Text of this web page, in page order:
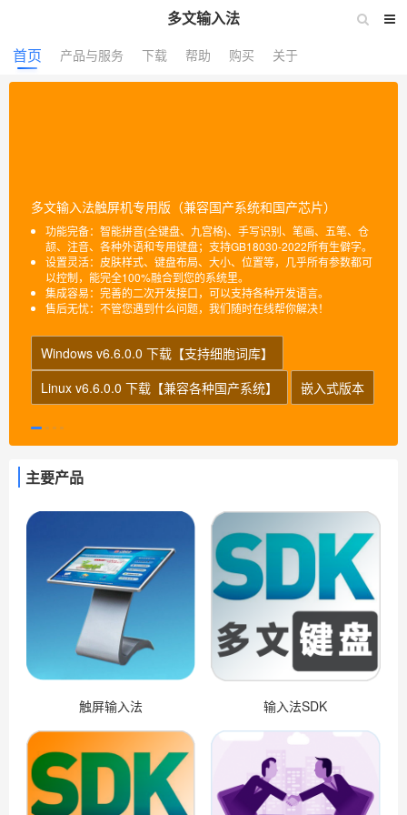
多文输入法
首页
产品与服务 下载 帮助 购买 关于
多文输入法触屏机专用版（兼容国产系统和国产芯片）
功能完备：智能拼音(全键盘、九宫格)、手写识别、笔画、五笔、仓
颉、注音、各种外语和专用键盘；支持GB18030-2022所有生僻字。
设置灵活：皮肤样式、键盘布局、大小、位置等，几乎所有参数都可
以控制，能完全100%融合到您的系统里。
集成容易：完善的二次开发接口，可以支持各种开发语言。
售后无忧：不管您遇到什么问题，我们随时在线帮你解决！
Windows v6.6.0.0 下载【支持细胞词库】
Linux v6.6.0.0 下载【兼容各种国产系统】
嵌入式版本
主要产品
触屏输入法 输入法SDK